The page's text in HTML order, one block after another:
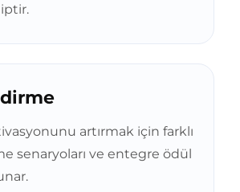
artırmak için farklı
senaryoları ve entegre ödül